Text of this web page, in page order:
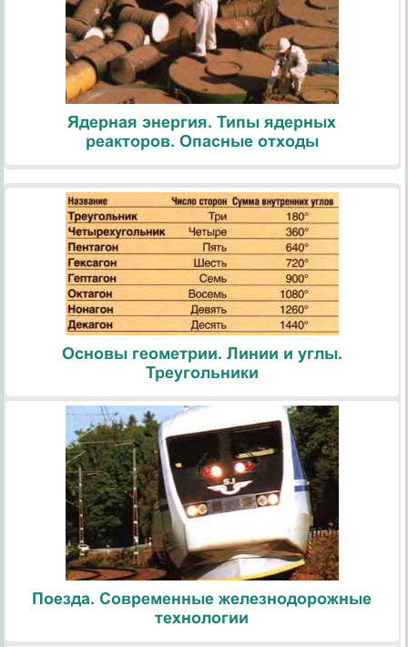
Ядерная энергия. Типы ядерных
реакторов. Опасные отходы
Основы геометрии. Линии и углы.
Треугольники
Поезда. Современные железнодорожные
технологии